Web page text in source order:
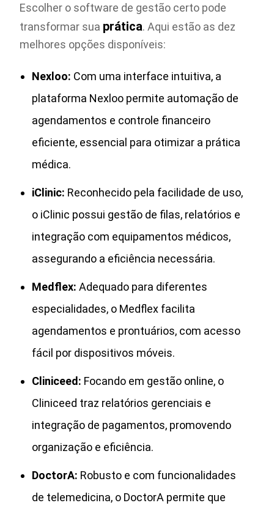
Escolher o software de gestão certo pode
transformar sua prática. Aqui estão as dez
melhores opções disponíveis:
Nexloo: Com uma interface intuitiva, a
plataforma Nexloo permite automação de
agendamentos e controle financeiro
eficiente, essencial para otimizar a prática
médica.
iClinic: Reconhecido pela facilidade de uso,
o iClinic possui gestão de filas, relatórios e
integração com equipamentos médicos,
assegurando a eficiência necessária.
Medflex: Adequado para diferentes
especialidades, o Medflex facilita
agendamentos e prontuários, com acesso
fácil por dispositivos móveis.
Cliniceed: Focando em gestão online, o
Cliniceed traz relatórios gerenciais e
integração de pagamentos, promovendo
organização e eficiência.
DoctorA: Robusto e com funcionalidades
de telemedicina, o DoctorA permite que